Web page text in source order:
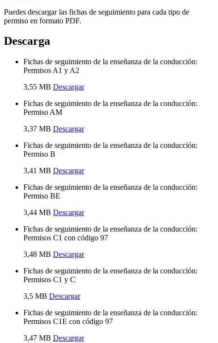
Puedes descargar las fichas de seguimiento para cada tipo de
permiso en formato PDF.
Descarga
Fichas de seguimiento de la enseñanza de la conducción:
Permisos A1 y A2
3,55 MB Descargar
Fichas de seguimiento de la enseñanza de la conducción:
Permiso AM
3,37 MB Descargar
Fichas de seguimiento de la enseñanza de la conducción:
Permiso B
3,41 MB Descargar
Fichas de seguimiento de la enseñanza de la conducción:
Permiso BE
3,44 MB Descargar
Fichas de seguimiento de la enseñanza de la conducción:
Permisos C1 con código 97
3,48 MB Descargar
Fichas de seguimiento de la enseñanza de la conducción:
Permisos C1 y C
3,5 MB Descargar
Fichas de seguimiento de la enseñanza de la conducción:
Permisos C1E con código 97
3,47 MB Descargar